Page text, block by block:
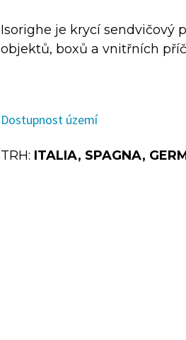
Isorighe je krycí sendvičový
objektů, boxů a vnitřních
Dostupnost území
TRH: ITALIA, SPAGNA,